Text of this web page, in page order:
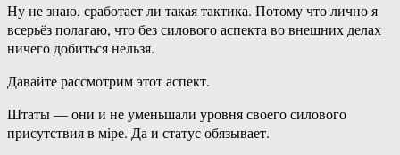
Ну не знаю, сработает ли такая тактика. Потому что лично я
всерьёз полагаю, что без силового аспекта во внешних делах
ничего добиться нельзя.
Давайте рассмотрим этот аспект.
Штаты — они и не уменьшали уровня своего силового
присутствия в мiре. Да и статус обязывает.